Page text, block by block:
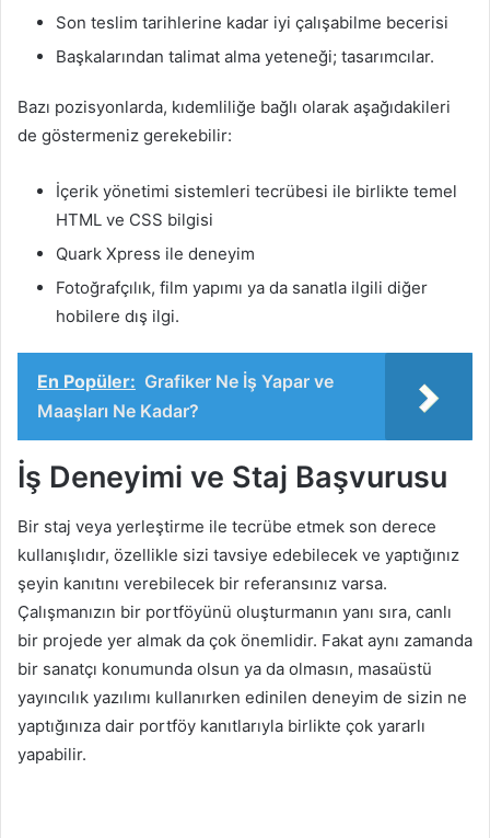
Son teslim tarihlerine kadar iyi çalışabilme becerisi
Başkalarından talimat alma yeteneği; tasarımcılar.
Bazı pozisyonlarda, kıdemliliğe bağlı olarak aşağıdakileri
de göstermeniz gerekebilir:
İçerik yönetimi sistemleri tecrübesi ile birlikte temel
HTML ve CSS bilgisi
Quark Xpress ile deneyim
Fotoğrafçılık, film yapımı ya da sanatla ilgili diğer
hobilere dış ilgi.
En Popüler: Grafiker Ne İş Yapar ve
Maaşları Ne Kadar?
İş Deneyimi ve Staj Başvurusu
Bir staj veya yerleştirme ile tecrübe etmek son derece
kullanışlıdır, özellikle sizi tavsiye edebilecek ve yaptığınız
şeyin kanıtını verebilecek bir referansınız varsa.
Çalışmanızın bir portföyünü oluşturmanın yanı sıra, canlı
bir projede yer almak da çok önemlidir. Fakat aynı zamanda
bir sanatçı konumunda olsun ya da olmasın, masaüstü
yayıncılık yazılımı kullanırken edinilen deneyim de sizin ne
yaptığınıza dair portföy kanıtlarıyla birlikte çok yararlı
yapabilir.